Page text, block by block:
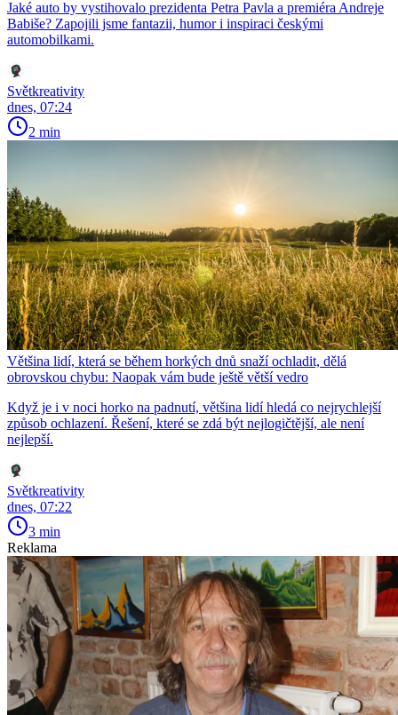
Jaké auto by vystihovalo prezidenta Petra Pavla a premiéra Andreje
Babiše? Zapojili jsme fantazii, humor i inspiraci českými
automobilkami.
Světkreativity
dnes, 07:24
2 min
Většina lidí, která se během horkých dnů snaží ochladit, dělá
obrovskou chybu: Naopak vám bude ještě větší vedro
Když je i v noci horko na padnutí, většina lidí hledá co nejrychlejší
způsob ochlazení. Řešení, které se zdá být nejlogičtější, ale není
nejlepší.
Světkreativity
dnes, 07:22
3 min
Reklama